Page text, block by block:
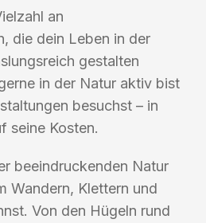
an
die dein Leben in der
gestalten
in der Natur aktiv bist
besuchst – in
seine Kosten.
beeindruckenden Natur
Wandern, Klettern und
Von den Hügeln rund